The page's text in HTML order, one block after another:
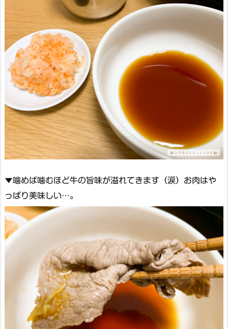
▼噛めば噛むほど牛の旨味が溢れてきます（涙）お肉はや
っぱり美味しい…。